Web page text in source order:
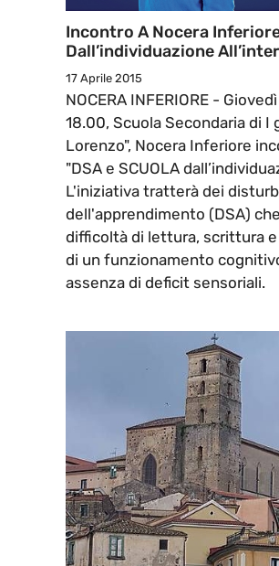
Incontro A Nocera
Dall’individuazione
17 Aprile 2015
NOCERA INFERIORE -
18.00, Scuola Secondaria di I
Lorenzo", Nocera Inferiore
"DSA e SCUOLA
L'iniziativa tratterà dei
dell'apprendimento (DSA)
difficoltà di lettura, scrittura e
di un funzionamento
assenza di deficit sensoriali.